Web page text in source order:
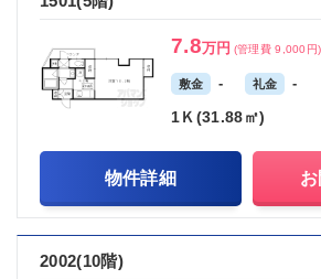
7.8万円 (管理費 9,000円)
敷金 - 礼金 -
1Ｋ(31.88㎡)
物件詳細
2002(10階)